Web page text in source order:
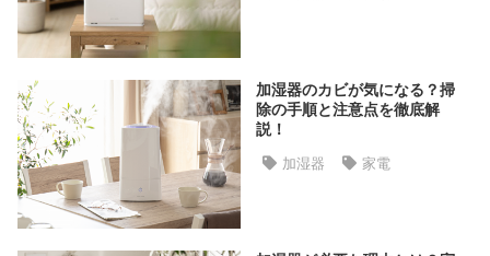
し
た
ア
テ
ム
特
加湿器のカビが気になる？掃
除の手順と注意点を徹底解
説！
加湿器 家電